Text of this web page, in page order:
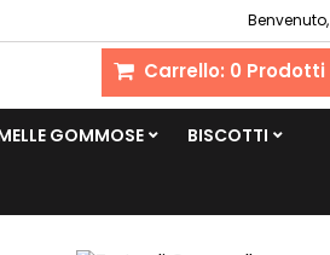
Benvenuto,
Carrello: 0 Prodotti
GOMMOSE BISCOTTI